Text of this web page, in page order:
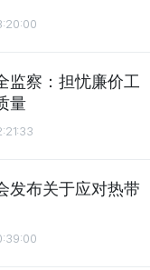
监察：担忧廉价工
量
发布关于应对热带